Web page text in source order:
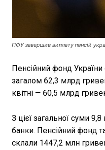
ПФУ завершив виплату пенсій
Пенсійний фонд
загалом 62,3 млрд
квітні — 60,5 млрд
З цієї загальної суми
банки. Пенсійний фонд
склали 1447,2 млн